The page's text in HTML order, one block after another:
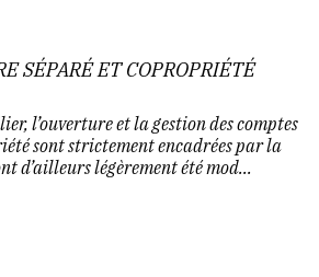
SÉPARÉ ET COPROPRIÉTÉ
l’ouverture et la gestion des comptes
sont strictement encadrées par la
d’ailleurs légèrement été mod...